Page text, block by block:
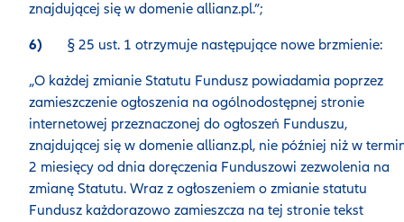
znajdującej się w domenie allianz.pl.”;
6) § 25 ust. 1 otrzymuje następujące nowe brzmienie:
„O każdej zmianie Statutu Fundusz powiadamia poprzez
zamieszczenie ogłoszenia na ogólnodostępnej stronie
internetowej przeznaczonej do ogłoszeń Funduszu,
znajdującej się w domenie allianz.pl, nie później niż w
2 miesięcy od dnia doręczenia Funduszowi zezwolenia na
zmianę Statutu. Wraz z ogłoszeniem o zmianie statutu
Fundusz każdorazowo zamieszcza na tej stronie tekst